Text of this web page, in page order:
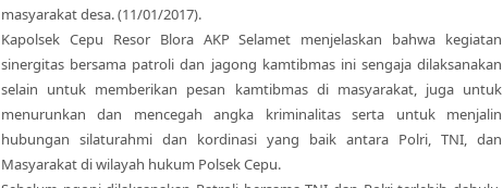
masyarakat desa. (11/01/2017).
Kapolsek Cepu Resor Blora AKP Selamet menjelaskan bahwa kegiatan
sinergitas bersama patroli dan jagong kamtibmas ini sengaja dilaksanakan
selain untuk memberikan pesan kamtibmas di masyarakat, juga untuk
menurunkan dan mencegah angka kriminalitas serta untuk menjalin
hubungan silaturahmi dan kordinasi yang baik antara Polri, TNI, dan
Masyarakat di wilayah hukum Polsek Cepu.